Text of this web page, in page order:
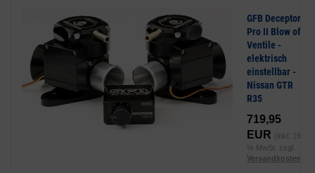
GFB Deceptor
Pro II Blow off
Ventile -
elektrisch
einstellbar -
Nissan GTR
R35
719,95
EUR (inkl. 19
% MwSt. zzgl.
Versandkosten